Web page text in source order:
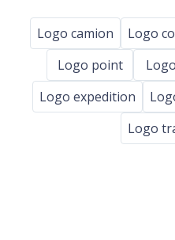
Logo camion Logo
Logo point
Logo expedition
Logo